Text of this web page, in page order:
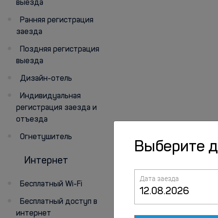
выезда
Ранняя регистрация
заезда
Поздняя регистрация
выезда
Дизайн-отель
Индивидуальная
регистрация заезда и
отъезда
Огнетушитель
Интернет
Бесплатный Wi-Fi
Бесплатный доступ в
интернет
говорит
Выберите
Дата заезда